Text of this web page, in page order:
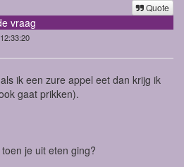
Quote
vraag
ik een zure appel eet dan krijg ik
gaat prikken).
je uit eten ging?